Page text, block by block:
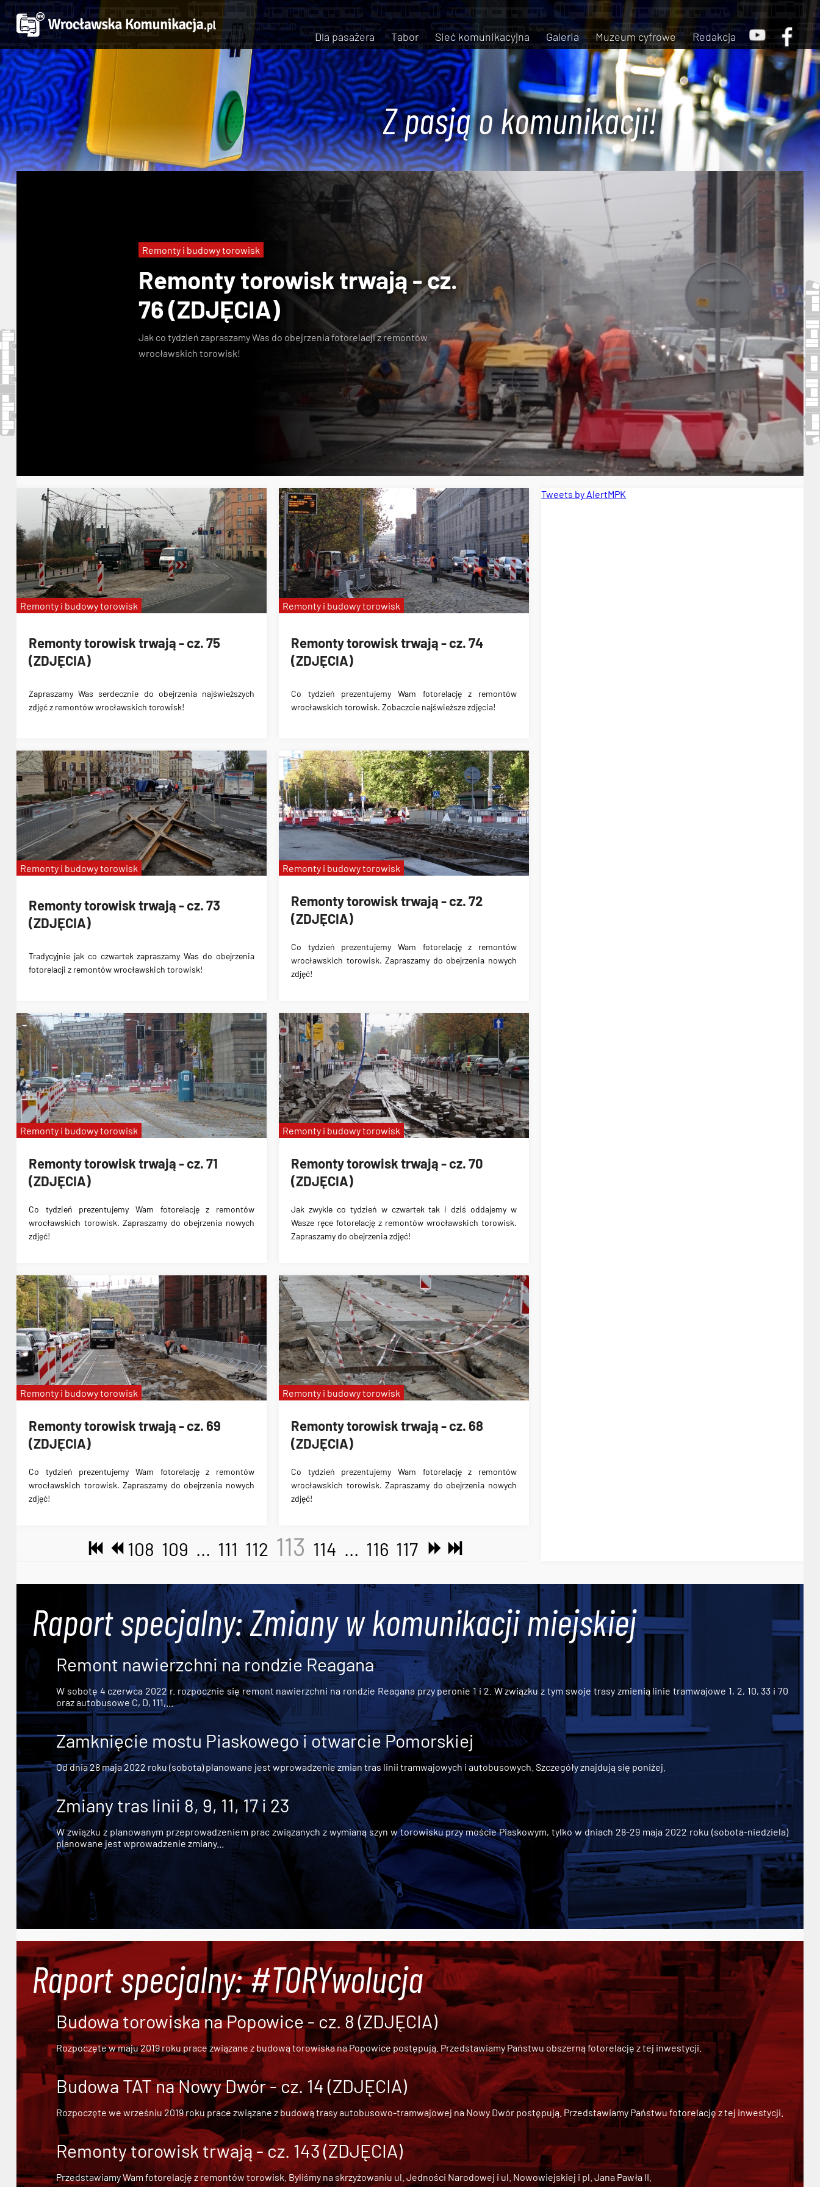
Dla pasażera Tabor Sieć komunikacyjna Galeria Muzeum cyfrowe Redakcja
Z pasją o komunikacji!
Remonty torowisk trwają - cz.
76 (ZDJĘCIA)
Jak co tydzień zapraszamy Was do obejrzenia fotorelacji z remontów
wrocławskich torowisk!
Remonty i budowy torowisk
Remonty torowisk trwają - cz. 75
(ZDJĘCIA)
Zapraszamy Was serdecznie do obejrzenia najświeższych
zdjęć z remontów wrocławskich torowisk!
Remonty i budowy torowisk
Remonty torowisk trwają - cz. 74
(ZDJĘCIA)
Co tydzień prezentujemy Wam fotorelację z remontów
wrocławskich torowisk. Zobaczcie najświeższe zdjęcia!
Remonty i budowy torowisk
Remonty torowisk trwają - cz. 73
(ZDJĘCIA)
Tradycyjnie jak co czwartek zapraszamy Was do obejrzenia
fotorelacji z remontów wrocławskich torowisk!
Remonty i budowy torowisk
Remonty torowisk trwają - cz. 72
(ZDJĘCIA)
Co tydzień prezentujemy Wam fotorelację z remontów
wrocławskich torowisk. Zapraszamy do obejrzenia nowych
zdjęć!
Remonty i budowy torowisk
Remonty torowisk trwają - cz. 71
(ZDJĘCIA)
Co tydzień prezentujemy Wam fotorelację z remontów
wrocławskich torowisk. Zapraszamy do obejrzenia nowych
zdjęć!
Remonty i budowy torowisk
Remonty torowisk trwają - cz. 70
(ZDJĘCIA)
Jak zwykle co tydzień w czwartek tak i dziś oddajemy w
Wasze ręce fotorelację z remontów wrocławskich torowisk.
Zapraszamy do obejrzenia zdjęć!
Remonty i budowy torowisk
Remonty torowisk trwają - cz. 69
(ZDJĘCIA)
Co tydzień prezentujemy Wam fotorelację z remontów
wrocławskich torowisk. Zapraszamy do obejrzenia nowych
zdjęć!
Remonty i budowy torowisk
Remonty torowisk trwają - cz. 68
(ZDJĘCIA)
Co tydzień prezentujemy Wam fotorelację z remontów
wrocławskich torowisk. Zapraszamy do obejrzenia nowych
zdjęć!
Remonty i budowy torowisk
108 109 ... 111 112 113 114 ... 116 117
Tweets by AlertMPK
Raport specjalny: Zmiany w komunikacji miejskiej
Remont nawierzchni na rondzie Reagana
W sobotę 4 czerwca 2022 r. rozpocznie się remont nawierzchni na rondzie Reagana przy peronie 1 i 2. W związku z tym swoje trasy zmienią linie tramwajowe 1, 2, 10, 33 i 70
oraz autobusowe C, D, 111,...
Zamknięcie mostu Piaskowego i otwarcie Pomorskiej
Od dnia 28 maja 2022 roku (sobota) planowane jest wprowadzenie zmian tras linii tramwajowych i autobusowych. Szczegóły znajdują się poniżej.
Zmiany tras linii 8, 9, 11, 17 i 23
W związku z planowanym przeprowadzeniem prac związanych z wymianą szyn w torowisku przy moście Piaskowym, tylko w dniach 28-29 maja 2022 roku (sobota-niedziela)
planowane jest wprowadzenie zmiany...
Raport specjalny: #TORYwolucja
Budowa torowiska na Popowice - cz. 8 (ZDJĘCIA)
Rozpoczęte w maju 2019 roku prace związane z budową torowiska na Popowice postępują. Przedstawiamy Państwu obszerną fotorelację z tej inwestycji.
Budowa TAT na Nowy Dwór - cz. 14 (ZDJĘCIA)
Rozpoczęte we wrześniu 2019 roku prace związane zbudową trasy autobusowo-tramwajowej na Nowy Dwórpostępują. Przedstawiamy Państwu fotorelację z tej inwestycji.
Remonty torowisk trwają - cz. 143 (ZDJĘCIA)
Przedstawiamy Wam fotorelację z remontów torowisk. Byliśmy na skrzyżowaniu ul. Jedności Narodowej i ul. Nowowiejskiej i pl. Jana Pawła II.